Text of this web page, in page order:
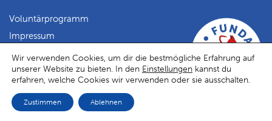
Voluntärprogramm
Impressum
Datenschutz
Facebook
Instagram
Wir verwenden Cookies, um dir die bestmögliche Erfahrung auf
unserer Website zu bieten. In den Einstellungen kannst du
erfahren, welche Cookies wir verwenden oder sie ausschalten.
Zustimmen Ablehnen